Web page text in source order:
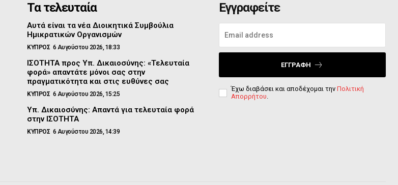
Τα τελευταία
Αυτά είναι τα νέα Διοικητικά Συμβούλια
Ημικρατικών Οργανισμών
ΚΥΠΡΟΣ 6 Αυγούστου 2026, 18:33
ΙΣΟΤΗΤΑ προς Υπ. Δικαιοσύνης: «Τελευταία
φορά» απαντάτε μόνοι σας στην
πραγματικότητα και στις ευθύνες σας
ΚΥΠΡΟΣ 6 Αυγούστου 2026, 15:25
Υπ. Δικαιοσύνης: Απαντά για τελευταία φορά
στην ΙΣΟΤΗΤΑ
ΚΥΠΡΟΣ 6 Αυγούστου 2026, 14:39
Εγγραφείτε
ΕΓΓΡΑΦΉ
Έχω διαβάσει και αποδέχομαι την Πολιτική
Απορρήτου.